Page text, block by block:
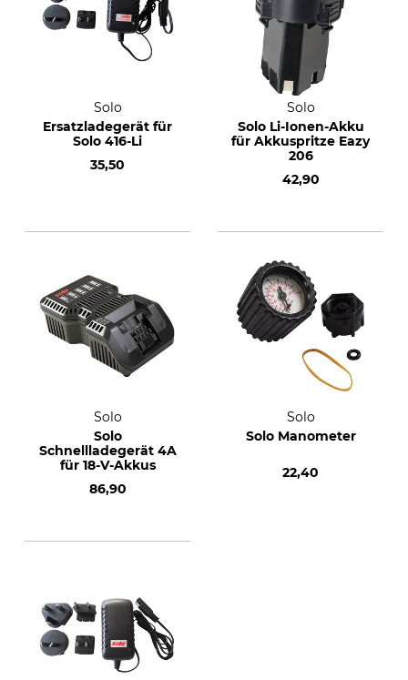
Solo
Ersatzladegerät für
Solo 416-Li
35,50
Solo
Solo Li-Ionen-Akku
für Akkuspritze Eazy
206
42,90
Solo
Solo
Schnellladegerät 4A
für 18-V-Akkus
86,90
Solo
Solo Manometer
22,40